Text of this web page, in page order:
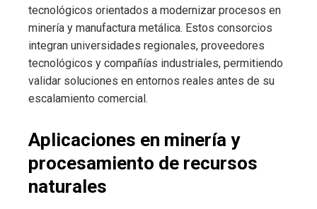
tecnológicos orientados a modernizar procesos en
minería y manufactura metálica. Estos consorcios
integran universidades regionales, proveedores
tecnológicos y compañías industriales, permitiendo
validar soluciones en entornos reales antes de su
escalamiento comercial.
Aplicaciones en minería y
procesamiento de recursos
naturales